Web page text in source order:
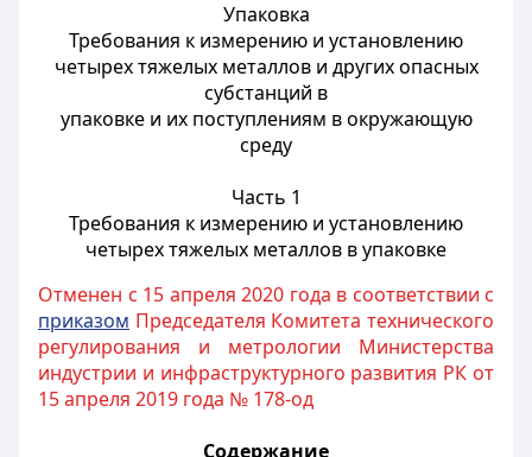
Упаковка
Требования к измерению и установлению
четырех тяжелых металлов и других опасных
субстанций в
упаковке и их поступлениям в окружающую
среду
Часть 1
Требования к измерению и установлению
четырех тяжелых металлов в упаковке
Отменен с 15 апреля 2020 года в соответствии с
приказом Председателя Комитета технического
регулирования и метрологии Министерства
индустрии и инфраструктурного развития РК от
15 апреля 2019 года № 178-од
Содержание